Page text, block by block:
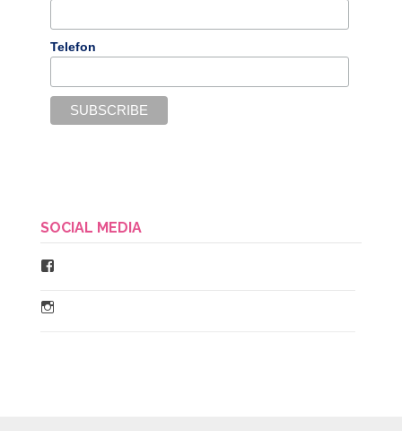
Telefon
SOCIAL MEDIA
Facebook
Instagram